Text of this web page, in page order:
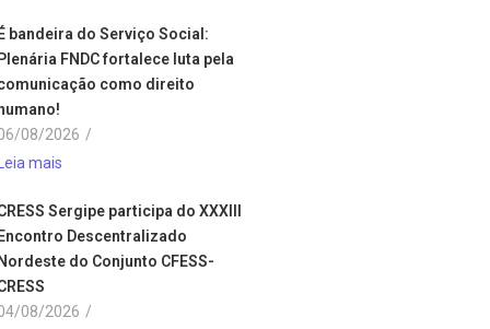
bandeira do Serviço Social:
FNDC fortalece luta pela
como direito
08/2026 /
mais
Sergipe participa do XXXIII
Descentralizado
do Conjunto CFESS-
08/2026 /